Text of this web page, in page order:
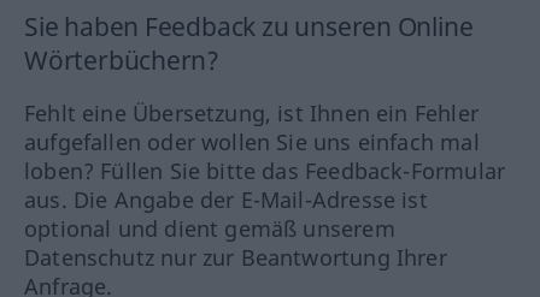
Sie haben Feedback zu unseren Online
Wörterbüchern?
Fehlt eine Übersetzung, ist Ihnen ein Fehler
aufgefallen oder wollen Sie uns einfach mal
loben? Füllen Sie bitte das Feedback-Formular
aus. Die Angabe der E-Mail-Adresse ist
optional und dient gemäß unserem
Datenschutz nur zur Beantwortung Ihrer
Anfrage.